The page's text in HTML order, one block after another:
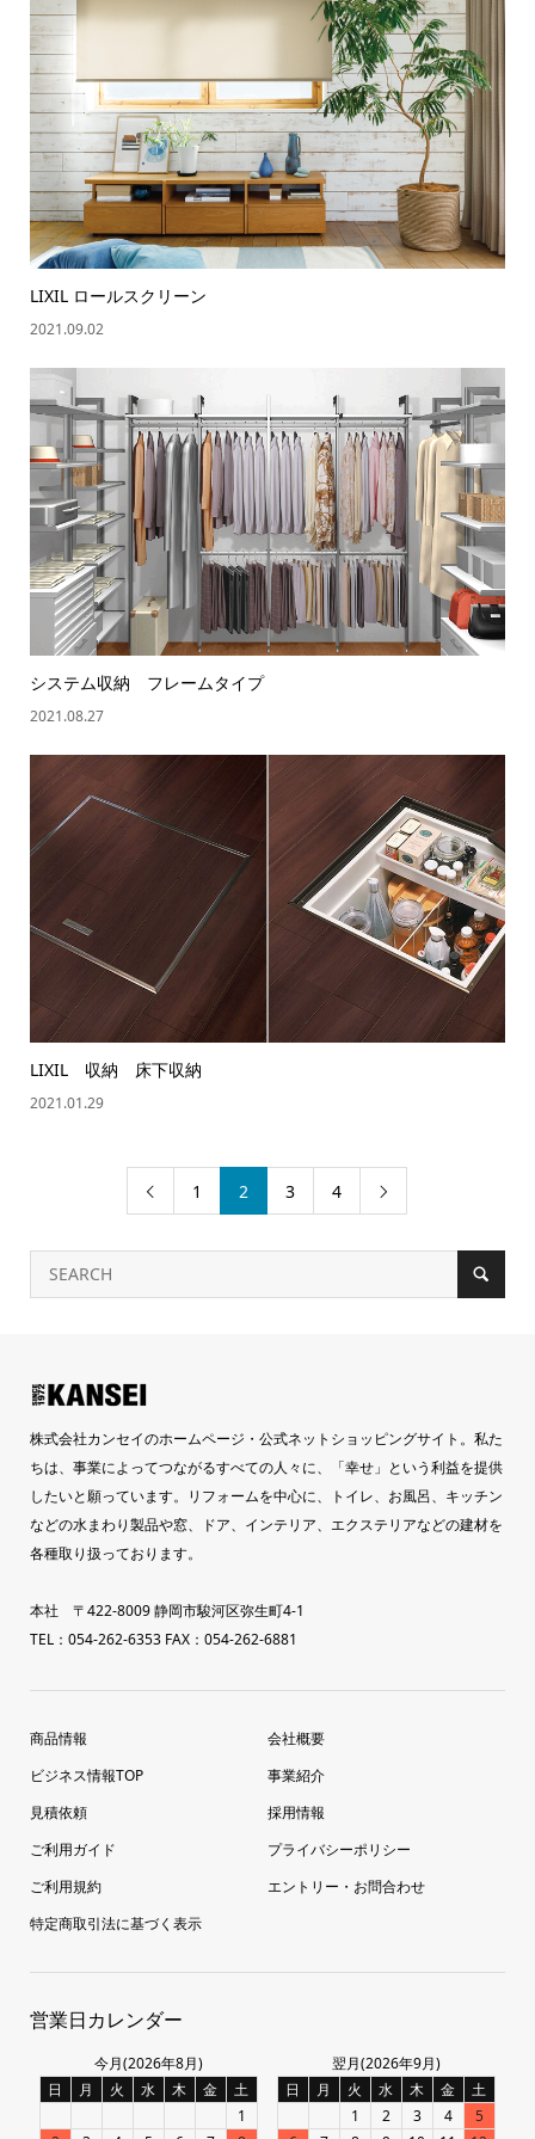
LIXIL ロールスクリーン
2021.09.02
システム収納 フレームタイプ
2021.08.27
LIXIL 収納 床下収納
2021.01.29
 1 2 3 4 
株式会社カンセイのホームページ・公式ネットショッピングサイト。私た
ちは、事業によってつながるすべての人々に、「幸せ」という利益を提供
したいと願っています。リフォームを中心に、トイレ、お風呂、キッチン
などの水まわり製品や窓、ドア、インテリア、エクステリアなどの建材を
各種取り扱っております。
本社 〒422-8009 静岡市駿河区弥生町4-1
TEL：054-262-6353 FAX：054-262-6881
商品情報
ビジネス情報TOP
見積依頼
ご利用ガイド
ご利用規約
特定商取引法に基づく表示
会社概要
事業紹介
採用情報
プライバシーポリシー
エントリー・お問合わせ
営業日カレンダー
今月(2026年8月)
日
月 火 水 木 金
土
1
翌月(2026年9月)
日
月 火 水 木 金
土
1
2 3 4
5